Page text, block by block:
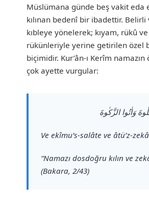
Müslümana günde beş vakit eda
kılınan bedenî bir ibadettir.
kıbleye yönelerek; kıyam, rükû
rükünleriyle yerine getirilen özel
biçimidir. Kur’ân-ı Kerîm
çok ayette vurgular:
وَاٰتُوا الزَّكٰوةَ
Ve ekîmu’s-salâte ve âtü’z-
“Namazı dosdoğru kılın ve
(Bakara, 2/43)